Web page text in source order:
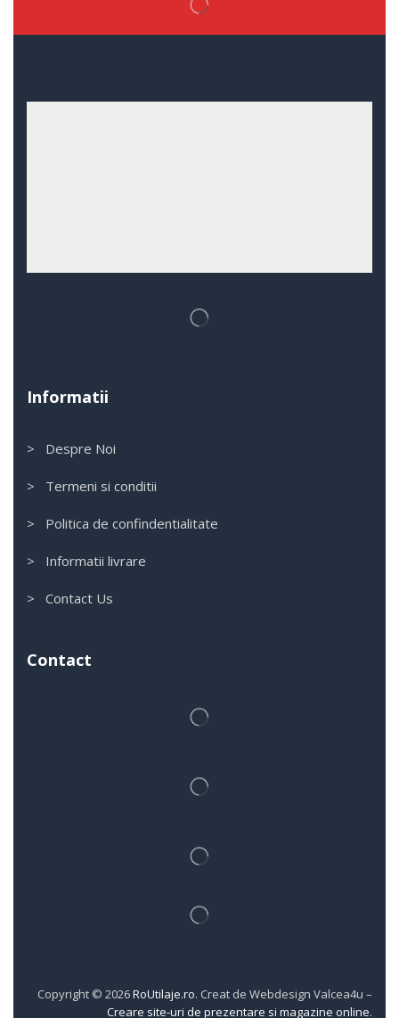
Informatii
> Despre Noi
> Termeni si conditii
> Politica de confindentialitate
> Informatii livrare
> Contact Us
Contact
Copyright © 2026RoUtilaje.ro. Creat de Webdesign Valcea4u –
Creare site-uri de prezentare si magazine online.